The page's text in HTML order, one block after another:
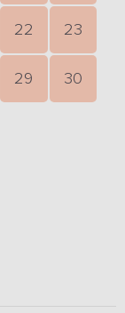
22 23
29 30